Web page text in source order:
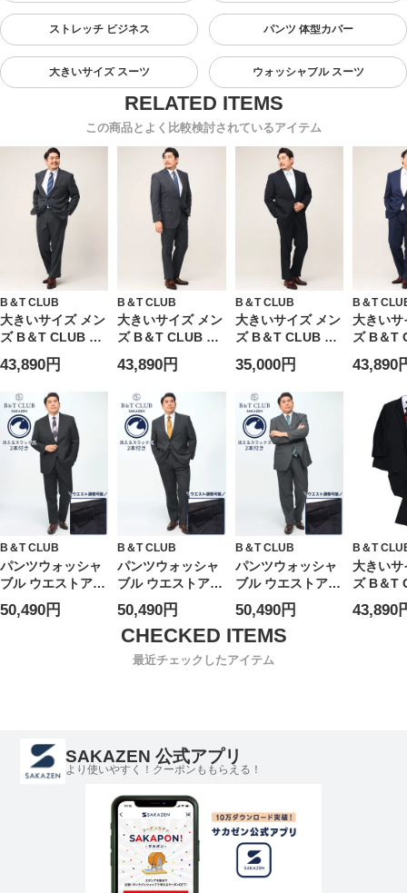
ストレッチ ビジネス パンツ 体型カバー
大きいサイズ スーツ ウォッシャブル スーツ
この商品とよく比較検討されているアイテム
B＆T CLUB
大きいサイズ メン
ズ B＆T CLUB ウ
ォッシャブル ウエ
ストアジャスター
杢グレー シングル
ツーパンツ スーツ
KB体 KBE体 2KE
体
43,890円
B＆T CLUB
大きいサイズ メン
ズ B＆T CLUB ウ
エストアジャスタ
ー シングル ツー
パンツ スーツ KB
体 TAB体 3L 4L
5L
43,890円
B＆T CLUB
大きいサイズ メン
ズ B＆T CLUB ウ
ォッシャブル ウエ
ストアジャスター
無地 シングル ツ
ーパンツ スーツ
KB体 KBE体 2KE
体
35,000円
B＆T
大きい
ズ B＆T
ォッシ
ストアジ
ーパン
KB体
43,890
B＆T CLUB
パンツウォッシャ
ブル ウエストアジ
ャスター ツーパン
ツ スーツ B＆T
50,490円
B＆T CLUB
パンツウォッシャ
ブル ウエストアジ
ャスター ツーパン
ツ スーツ B＆T
CLUB ビーアンド
ティークラブ 大き
いサイズ メンズ
50,490円
B＆T CLUB
パンツウォッシャ
ブル ウエストアジ
ャスター ツーパン
ツ スーツ B＆T
CLUB ビーアンド
ティークラブ 大き
いサイズ メンズ
50,490円
B＆T
大きい
ズ B＆T
ォッシ
ストアジ
43,890
最近チェックしたアイテム
SAKAZEN 公式アプリ
より使いやすく！クーポンももらえる！